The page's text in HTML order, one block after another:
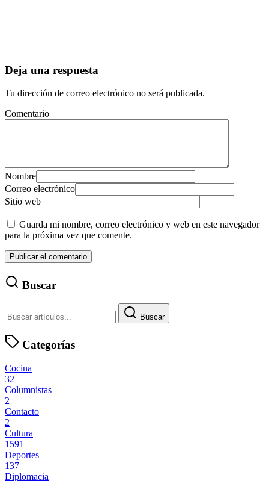
Deja una respuesta
Tu dirección de correo electrónico no será publicada.
Comentario
Nombre
Correo electrónico
Sitio web
Guarda mi nombre, correo electrónico y web en este navegador
para la próxima vez que comente.
Buscar
Buscar
Categorías
Cocina
32
Columnistas
2
Contacto
2
Cultura
1591
Deportes
137
Diplomacia